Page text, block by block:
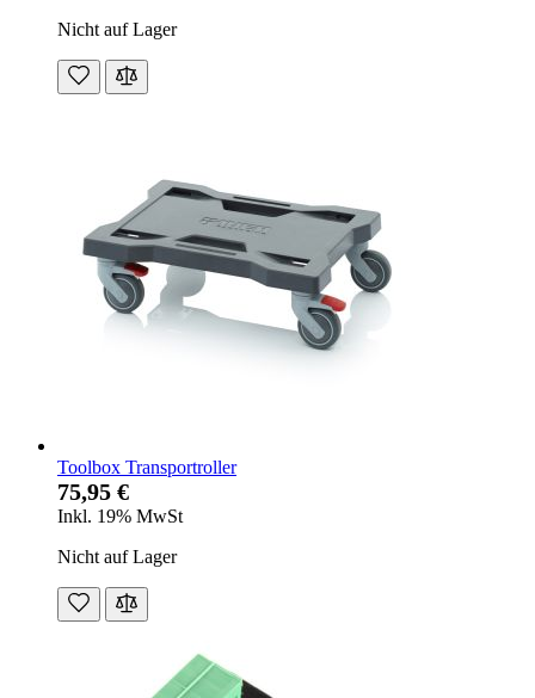
Nicht auf Lager
Toolbox Transportroller
75,95 €
Inkl. 19% MwSt
Nicht auf Lager